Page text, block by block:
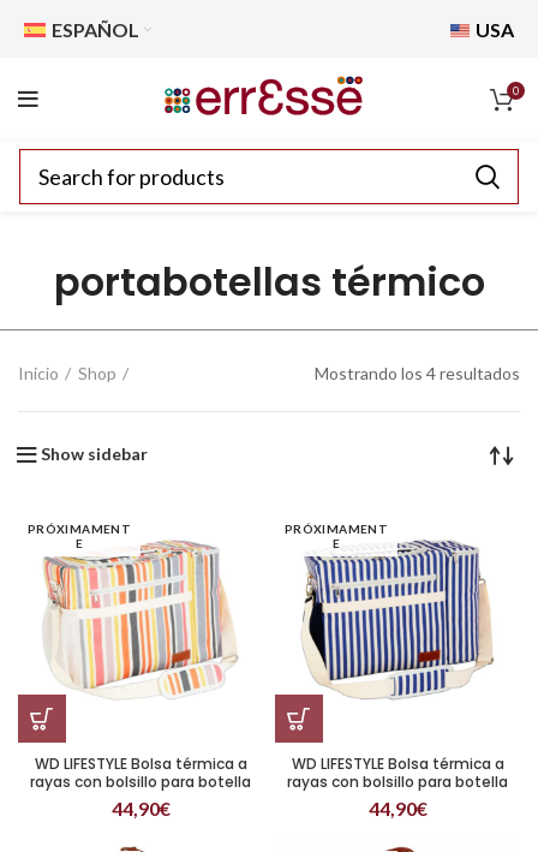
ESPAÑOL USA
0
portabotellas térmico
Inicio Shop Mostrando los 4 resultados
Show sidebar
PRÓXIMAMENT
E
WD LIFESTYLE Bolsa térmica a
rayas con bolsillo para botella
Amarillo
44,90€
PRÓXIMAMENT
E
WD LIFESTYLE Bolsa térmica a
rayas con bolsillo para botella
Azul
44,90€